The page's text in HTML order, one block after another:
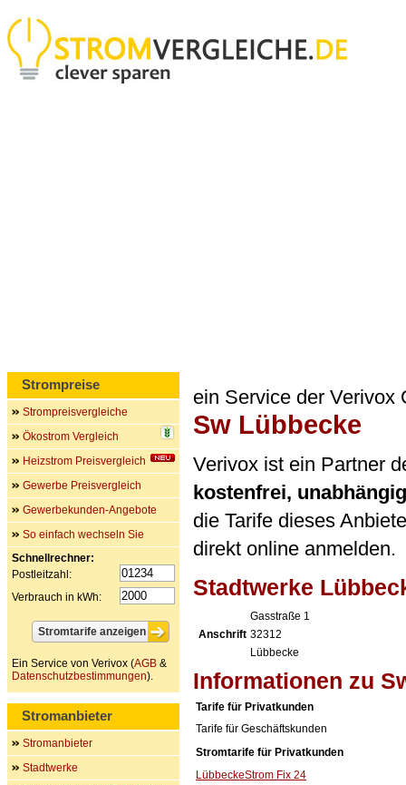
ein Service der Verivox
Sw Lübbecke
Verivox ist ein Partner
kostenfrei,
die Tarife dieses
direkt online anmelden.
Stadtwerke
Anschrift
Gasstraße 1
32312
Lübbecke
Informationen zu
Tarife für Privatkunden
Tarife für Geschäftskunden
Stromtarife für Privatkunden
LübbeckeStrom Fix 24
Strompreise
Strompreisvergleiche
Ökostrom Vergleich
Heizstrom Preisvergleich
Gewerbe Preisvergleich
Gewerbekunden-Angebote
So einfach wechseln Sie
Schnellrechner:
Postleitzahl:
Verbrauch in kWh:
Ein Service von Verivox (AGB &
Datenschutzbestimmungen).
Stromanbieter
Stromanbieter
Stadtwerke